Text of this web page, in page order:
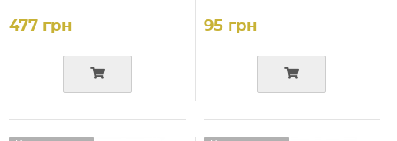
477 грн 95 грн